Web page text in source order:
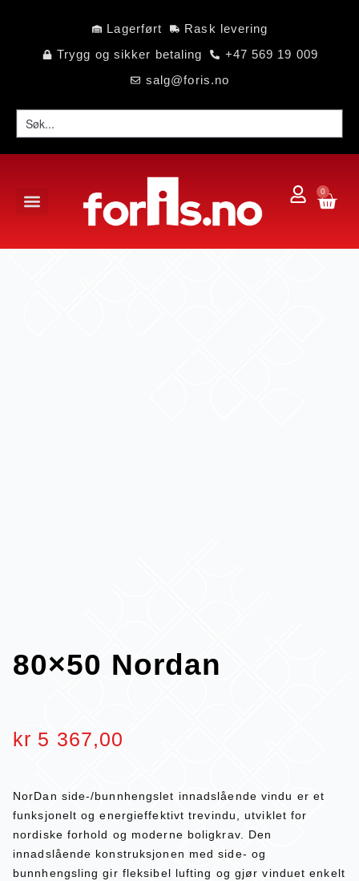
Lagerført
Rask levering
Trygg og sikker betaling
+47 569 19 009
salg@foris.no
0
80×50 Nordan
kr 5 367,00
NorDan side-/bunnhengslet innadslående vindu er et
funksjonelt og energieffektivt trevindu, utviklet for
nordiske forhold og moderne boligkrav. Den
innadslående konstruksjonen med side- og
bunnhengsling gir fleksibel lufting og gjør vinduet enkelt